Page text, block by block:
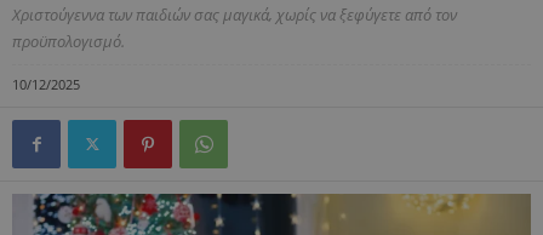
Χριστούγεννα των παιδιών σας μαγικά, χωρίς να ξεφύγετε από τον
προϋπολογισμό.
10/12/2025